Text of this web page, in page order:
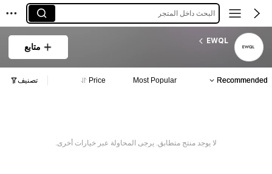
البحث داخل المتجر
EWQL
متابع
Recommended
Most Popular
Price تصنيف
لا يوجد منتج متطابق. يرجى المحاولة عبر خيارات أخرى.